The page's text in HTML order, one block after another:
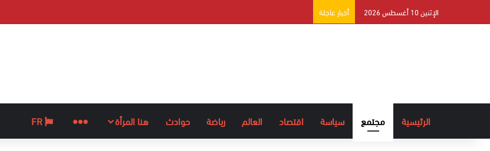
الإثنين 10 أغسطس 2026 أخبار عاجلة
الرئيسية مجتمع سياسة اقتصاد العالم رياضة حوادث هنا المرأة المزيد